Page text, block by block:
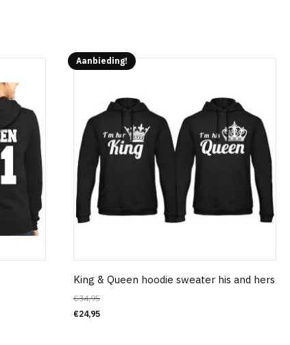
Aanbieding!
King & Queen hoodie sweater his and hers
€34,95
€24,95